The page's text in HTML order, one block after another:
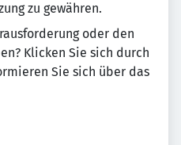
zu gewähren.
oder den
Klicken Sie sich durch
Sie sich über das